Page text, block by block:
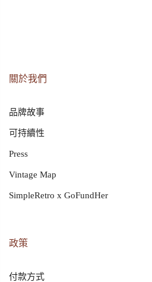
關於我們
品牌故事
可持續性
Press
Vintage Map
SimpleRetro x GoFundHer
政策
付款方式